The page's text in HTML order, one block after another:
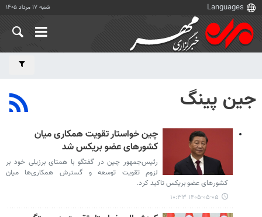
شنبه ۱۷ مرداد ۱۴۰۵
جین پینگ
چین خواستار تقویت همکاری میان
کشورهای عضو بریکس شد
رئیس‌جمهور چین در گفتگو با همتای برزیلی خود بر
لزوم تقویت توسعه و گسترش همکاری‌ها میان
کشورهای عضو بریکس تاکید کرد.
۱۴۰۵-۰۵-۰۵ ۱۰:۳۳